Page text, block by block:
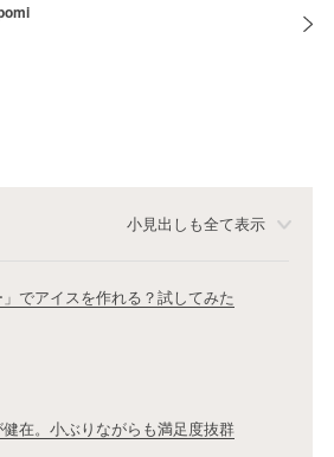
小見出しも全て表示
」でアイスを作れる？試してみた
在。小ぶりながらも満足度抜群